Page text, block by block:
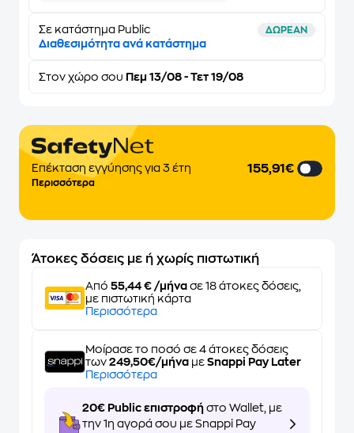
Σε κατάστημα Public ΔΩΡΕΑΝ
Διαθεσιμότητα ανά κατάστημα
Στον χώρο σου Πεμ 13/08 - Τετ 19/08
Επέκταση εγγύησης για 3 έτη
Περισσότερα
155,91€
Άτοκες δόσεις με ή χωρίς πιστωτική
Από 55,44 € /μήνα σε 18 άτοκες δόσεις,
με πιστωτική κάρτα
Περισσότερα
Μοίρασε το ποσό σε 4 άτοκες δόσεις
των 249,50€/μήνα με Snappi Pay Later
Περισσότερα
20€ Public επιστροφή στο Wallet, με
την 1η αγορά σου με Snappi Pay